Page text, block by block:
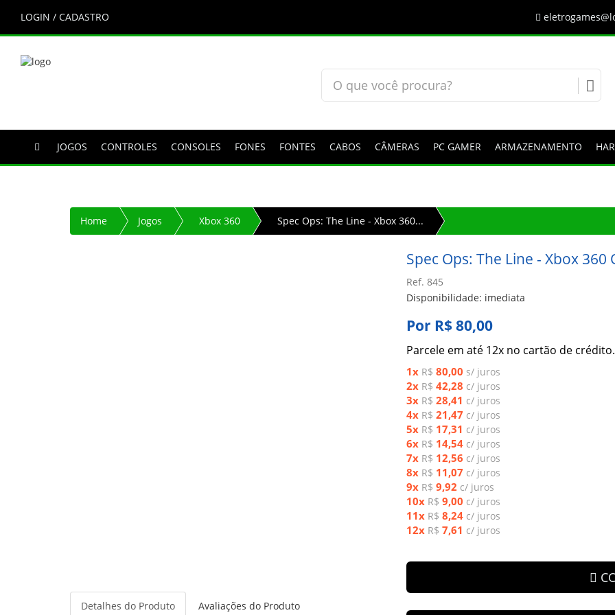
LOGIN / CADASTRO
JOGOS CONTROLES CONSOLES FONES FONTES CABOS CÂMERAS PC GAMER ARMAZENAMENTO
Home Jogos Xbox 360 Spec Ops: The Line - Xbox 360...
Spec Ops: The Line - Xbox 360
Ref. 845
Disponibilidade: imediata
Por R$ 80,00
Parcele em até 12x no cartão de crédito.
1x R$ 80,00 s/ juros
2x R$ 42,28 c/ juros
3x R$ 28,41 c/ juros
4x R$ 21,47 c/ juros
5x R$ 17,31 c/ juros
6x R$ 14,54 c/ juros
7x R$ 12,56 c/ juros
8x R$ 11,07 c/ juros
9x R$ 9,92 c/ juros
10x R$ 9,00 c/ juros
11x R$ 8,24 c/ juros
12x R$ 7,61 c/ juros
Detalhes do Produto Avaliações do Produto